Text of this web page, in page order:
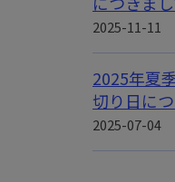
2025-11-11
2025年夏
切り日に
2025-07-04